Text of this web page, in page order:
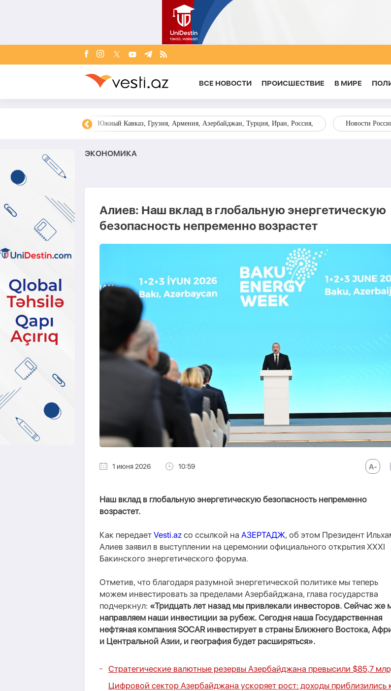
ВСЕ НОВОСТИ ПРОИСШЕСТВИЕ В МИРЕ
Южный Кавказ, Грузия, Армения, Азербайджан, Турция, Иран, Россия, Новости
ЭКОНОМИКА
Алиев: Наш вклад в глобальную энергетическую
безопасность непременно возрастет
1 июня 2026 10:59
Наш вклад в глобальную энергетическую безопасность непременно
возрастет.
Как передает Vesti.az со ссылкой на АЗЕРТАДЖ, об этом Президент
Алиев заявил в выступлении на церемонии официального открытия XXXI
Бакинского энергетического форума.
Отметив, что благодаря разумной энергетической политике мы теперь
можем инвестировать за пределами Азербайджана, глава государства
подчеркнул: «Тридцать лет назад мы привлекали инвесторов. Сейчас же
направляем наши инвестиции за рубеж. Сегодня наша Государственная
нефтяная компания SOCAR инвестирует в страны Ближнего Востока,
и Центральной Азии, и география будет расширяться».
Стратегические валютные резервы Азербайджана превысили $85,7
Цифровой сектор Азербайджана ускоряет рост: доходы приблизились